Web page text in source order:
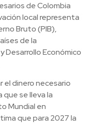
de Colombia
local representa
Bruto (PIB),
de la
Desarrollo Económico
el dinero necesario
se lleva la
Mundial en
que para 2027 la